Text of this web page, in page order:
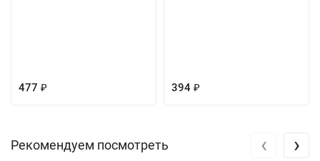
477 ₽ 394 ₽
Рекомендуем посмотреть ‹ ›